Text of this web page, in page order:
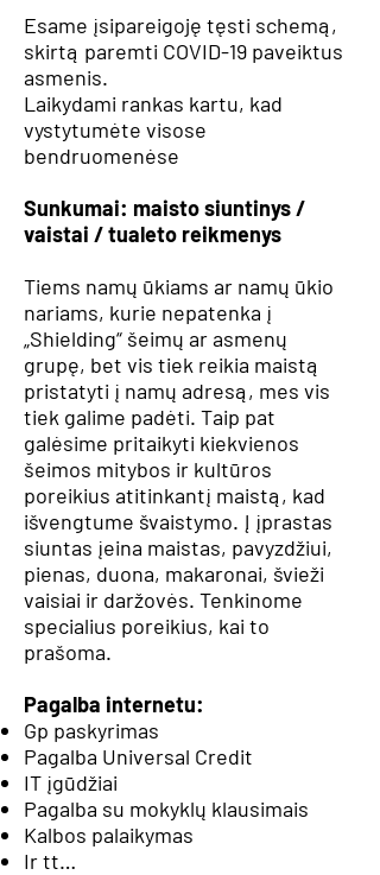
Esame įsipareigoję tęsti schemą,
skirtą paremti COVID-19 paveiktus
asmenis.
Laikydami rankas kartu, kad
vystytumėte visose
bendruomenėse
Sunkumai: maisto siuntinys /
vaistai / tualeto reikmenys
Tiems namų ūkiams ar namų ūkio
nariams, kurie nepatenka į
„Shielding“ šeimų ar asmenų
grupę, bet vis tiek reikia maistą
pristatyti į namų adresą, mes vis
tiek galime padėti. Taip pat
galėsime pritaikyti kiekvienos
šeimos mitybos ir kultūros
poreikius atitinkantį maistą, kad
išvengtume švaistymo. Į įprastas
siuntas įeina maistas, pavyzdžiui,
pienas, duona, makaronai, švieži
vaisiai ir daržovės. Tenkinome
specialius poreikius, kai to
prašoma.
Pagalba internetu:
Gp paskyrimas
Pagalba Universal Credit
IT įgūdžiai
Pagalba su mokyklų klausimais
Kalbos palaikymas
Ir tt…